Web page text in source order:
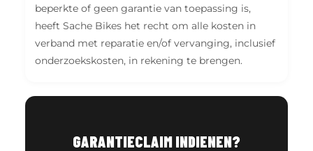
beperkte of geen garantie van toepassing is,
heeft Sache Bikes het recht om alle kosten in
verband met reparatie en/of vervanging, inclusief
onderzoekskosten, in rekening te brengen.
GARANTIECLAIM INDIENEN?